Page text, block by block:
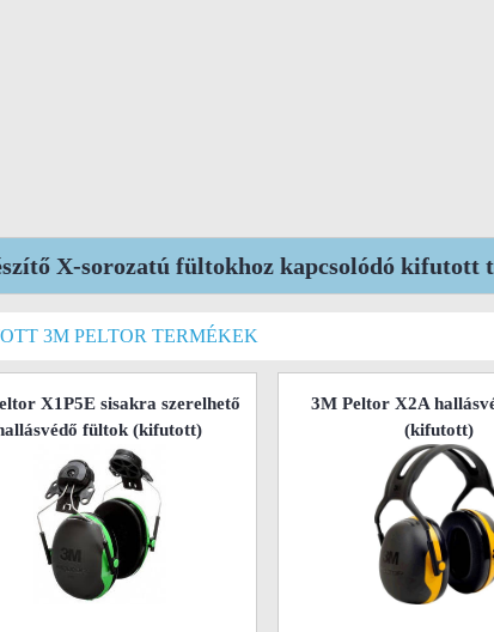
X-sorozatú fültokhoz kapcsolódó kifutott
3M PELTOR TERMÉKEK
X1P5E sisakra szerelhető
fültok(kifutott)
3M Peltor X2A
(kifutott)